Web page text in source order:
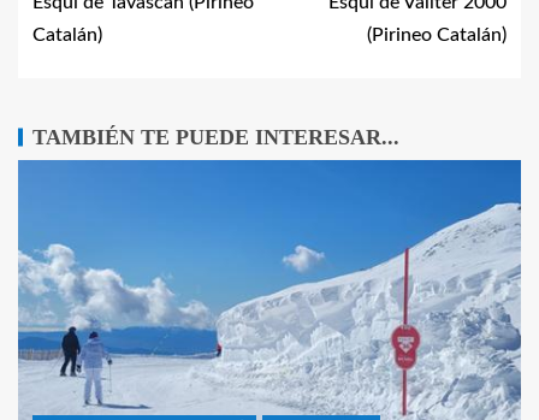
Catalán)
(Pirineo Catalán)
TAMBIÉN TE PUEDE INTERESAR...